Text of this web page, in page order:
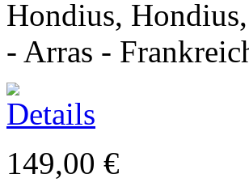
Hondius,
- Arras -
149,00 €